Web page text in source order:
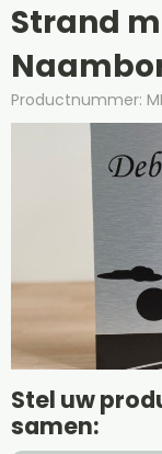
Strand
Productnummer:
Stel uw
samen: